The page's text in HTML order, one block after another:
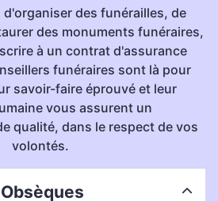
des funérailles, de
des monuments funéraires,
à un contrat d'assurance
funéraires sont là pour
savoir-faire éprouvé et leur
vous assurent un
qualité, dans le respect de vos
volontés.
Obsèques